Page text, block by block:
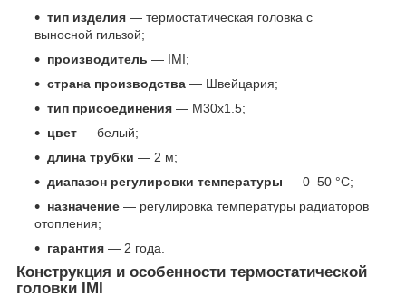
тип изделия — термостатическая головка с
выносной гильзой;
производитель — IMI;
страна производства — Швейцария;
тип присоединения — M30x1.5;
цвет — белый;
длина трубки — 2 м;
диапазон регулировки температуры — 0–50 °С;
назначение — регулировка температуры радиаторов
отопления;
гарантия — 2 года.
Конструкция и особенности термостатической
головки IMI